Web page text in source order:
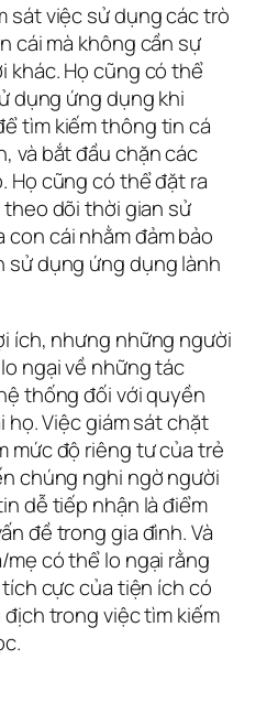
sát việc sử dụng các trò
cái mà không cần sự
khác. Họ cũng có thể
dụng ứng dụng khi
tìm kiếm thông tin cá
và bắt đầu chặn các
Họ cũng có thể đặt ra
dõi thời gian sử
cái nhằm đảm bảo
dụng ứng dụng lành
ích, nhưng những người
ngại về những tác
thống đối với quyền
họ. Việc giám sát chặt
mức độ riêng tư của trẻ
chúng nghi ngờ người
dễ tiếp nhận là điểm
đề trong gia đình. Và
có thể lo ngại rằng
cực của tiện ích có
trong việc tìm kiếm